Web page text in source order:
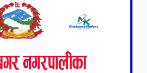
१४ औं महाधिवेशनको
पुरा
बर्ष २०७८÷२०७९ मा
बुद्धि दर ६.५ हुन सक्दैन ।